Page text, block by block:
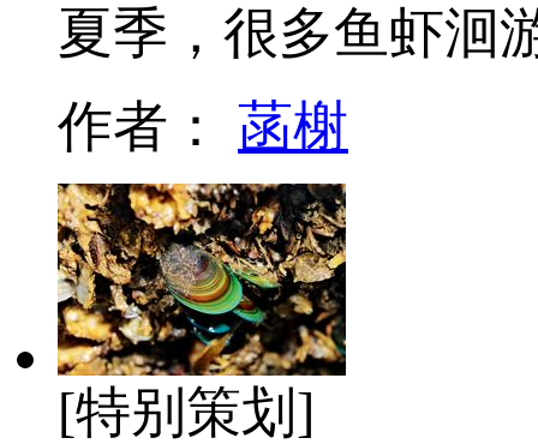
夏季，很多鱼虾
作者： 菡榭
[特别策划]